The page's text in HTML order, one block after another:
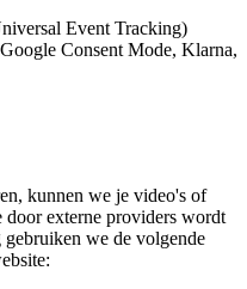
Event Tracking)
Consent Mode, Klarna,
kunnen we je video's of
door externe providers wordt
we de volgende